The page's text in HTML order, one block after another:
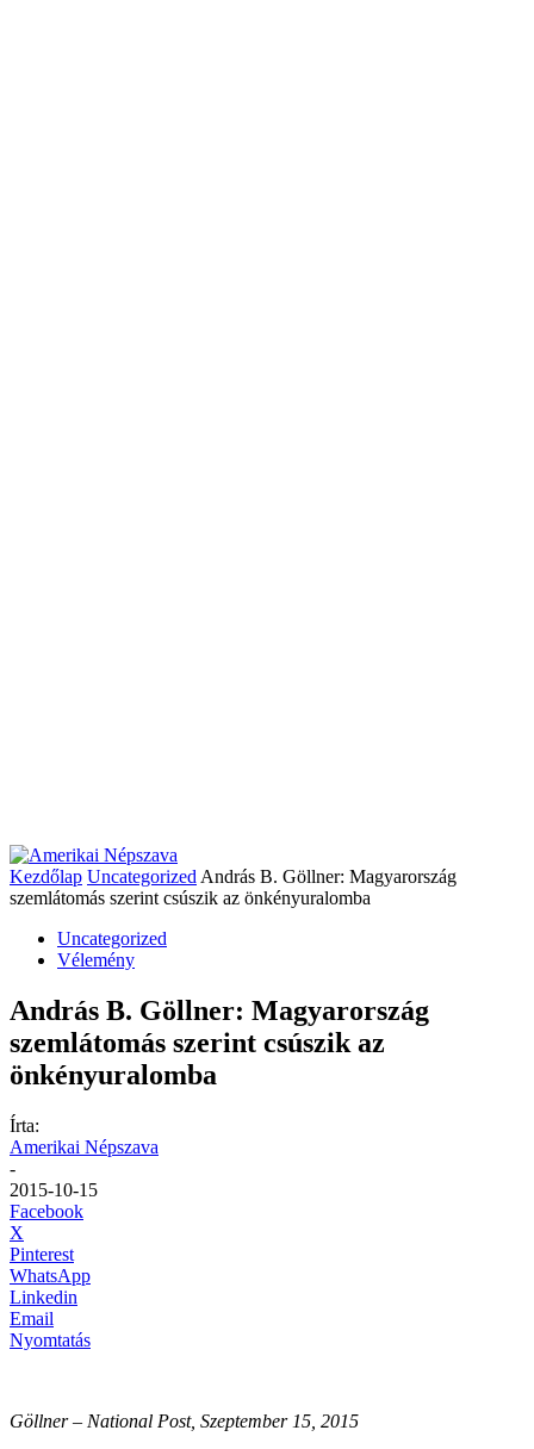
Kezdőlap Uncategorized András B. Göllner: Magyarország
szemlátomás szerint csúszik az önkényuralomba
Uncategorized
Vélemény
András B. Göllner: Magyarország
szemlátomás szerint csúszik az
önkényuralomba
Írta:
Amerikai Népszava
-
2015-10-15
Facebook
X
Pinterest
WhatsApp
Linkedin
Email
Nyomtatás
Göllner – National Post, Szeptember 15, 2015